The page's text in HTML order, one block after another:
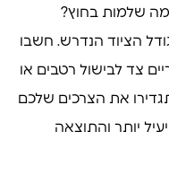
שלמות בחוץ?
הציוד הנדרש. חשבו
צד לבישול רטבים או
את הצרכים שלכם
יותר והתוצאה